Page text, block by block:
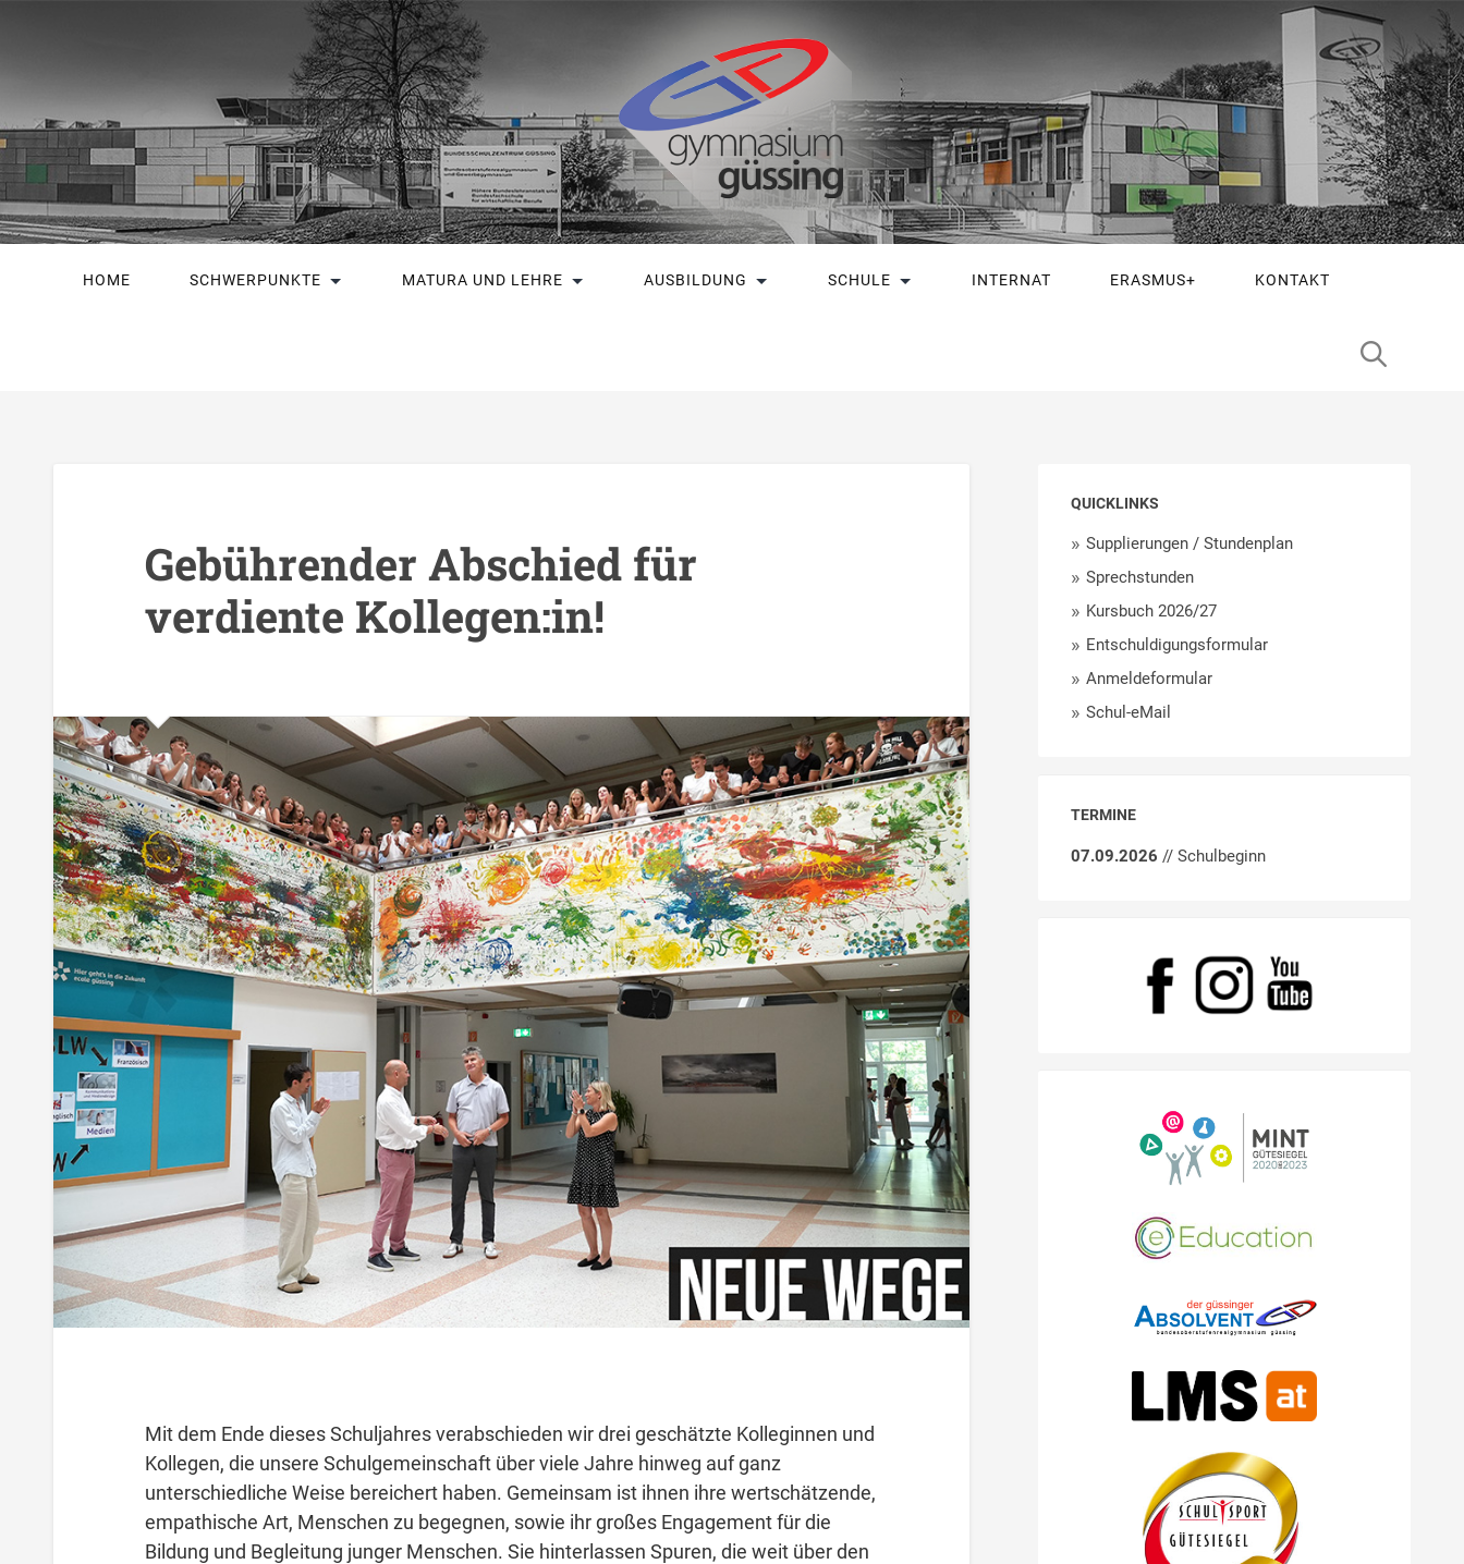
HOME SCHWERPUNKTE MATURA UND LEHRE AUSBILDUNG SCHULE INTERNAT ERASMUS+ KONTAKT
Gebührender Abschied für
verdiente Kollegen:in!
Mit dem Ende dieses Schuljahres verabschieden wir drei geschätzte Kolleginnen und
Kollegen, die unsere Schulgemeinschaft über viele Jahre hinweg auf ganz
unterschiedliche Weise bereichert haben. Gemeinsam ist ihnen ihre wertschätzende,
empathische Art, Menschen zu begegnen, sowie ihr großes Engagement für die
Bildung und Begleitung junger Menschen. Sie hinterlassen Spuren, die weit über den
QUICKLINKS
Supplierungen / Stundenplan
Sprechstunden
Kursbuch 2026/27
Entschuldigungsformular
Anmeldeformular
Schul-eMail
TERMINE
07.09.2026 // Schulbeginn